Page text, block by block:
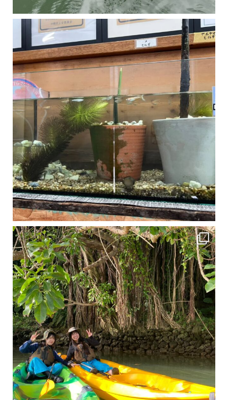
マングローブは汽水域に育つ植物です
1月は流石に沖縄も寒くなってきました
ですが、ご安心ください！ 無料貸し出しの防水